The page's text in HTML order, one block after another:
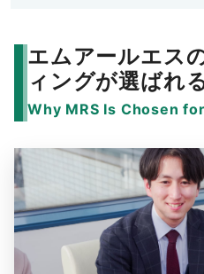
エムアールエス
ィングが選ばれ
Why MRS Is Chosen